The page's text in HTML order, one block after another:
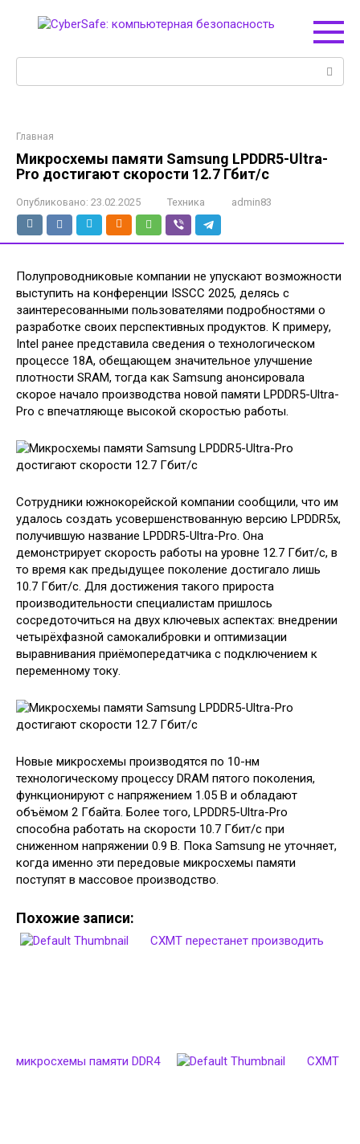
Главная
Микросхемы памяти Samsung LPDDR5-Ultra-
Pro достигают скорости 12.7 Гбит/с
Опубликовано: 23.02.2025 Техника admin83
Полупроводниковые компании не упускают возможности
выступить на конференции ISSCC 2025, делясь с
заинтересованными пользователями подробностями о
разработке своих перспективных продуктов. К примеру,
Intel ранее представила сведения о технологическом
процессе 18A, обещающем значительное улучшение
плотности SRAM, тогда как Samsung анонсировала
скорое начало производства новой памяти LPDDR5-Ultra-
Pro с впечатляюще высокой скоростью работы.
Сотрудники южнокорейской компании сообщили, что им
удалось создать усовершенствованную версию LPDDR5x,
получившую название LPDDR5-Ultra-Pro. Она
демонстрирует скорость работы на уровне 12.7 Гбит/с, в
то время как предыдущее поколение достигало лишь
10.7 Гбит/с. Для достижения такого прироста
производительности специалистам пришлось
сосредоточиться на двух ключевых аспектах: внедрении
четырёхфазной самокалибровки и оптимизации
выравнивания приёмопередатчика с подключением к
переменному току.
Новые микросхемы производятся по 10-нм
технологическому процессу DRAM пятого поколения,
функционируют с напряжением 1.05 В и обладают
объёмом 2 Гбайта. Более того, LPDDR5-Ultra-Pro
способна работать на скорости 10.7 Гбит/с при
сниженном напряжении 0.9 В. Пока Samsung не уточняет,
когда именно эти передовые микросхемы памяти
поступят в массовое производство.
Похожие записи:
CXMT перестанет производить
микросхемы памяти DDR4 CXMT